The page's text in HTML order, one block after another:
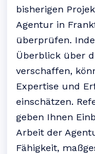
bisherigen
Agentur in
überprüfen.
Überblick über
verschaffen,
Expertise und
einschätzen.
geben Ihnen
Arbeit der
Fähigkeit,